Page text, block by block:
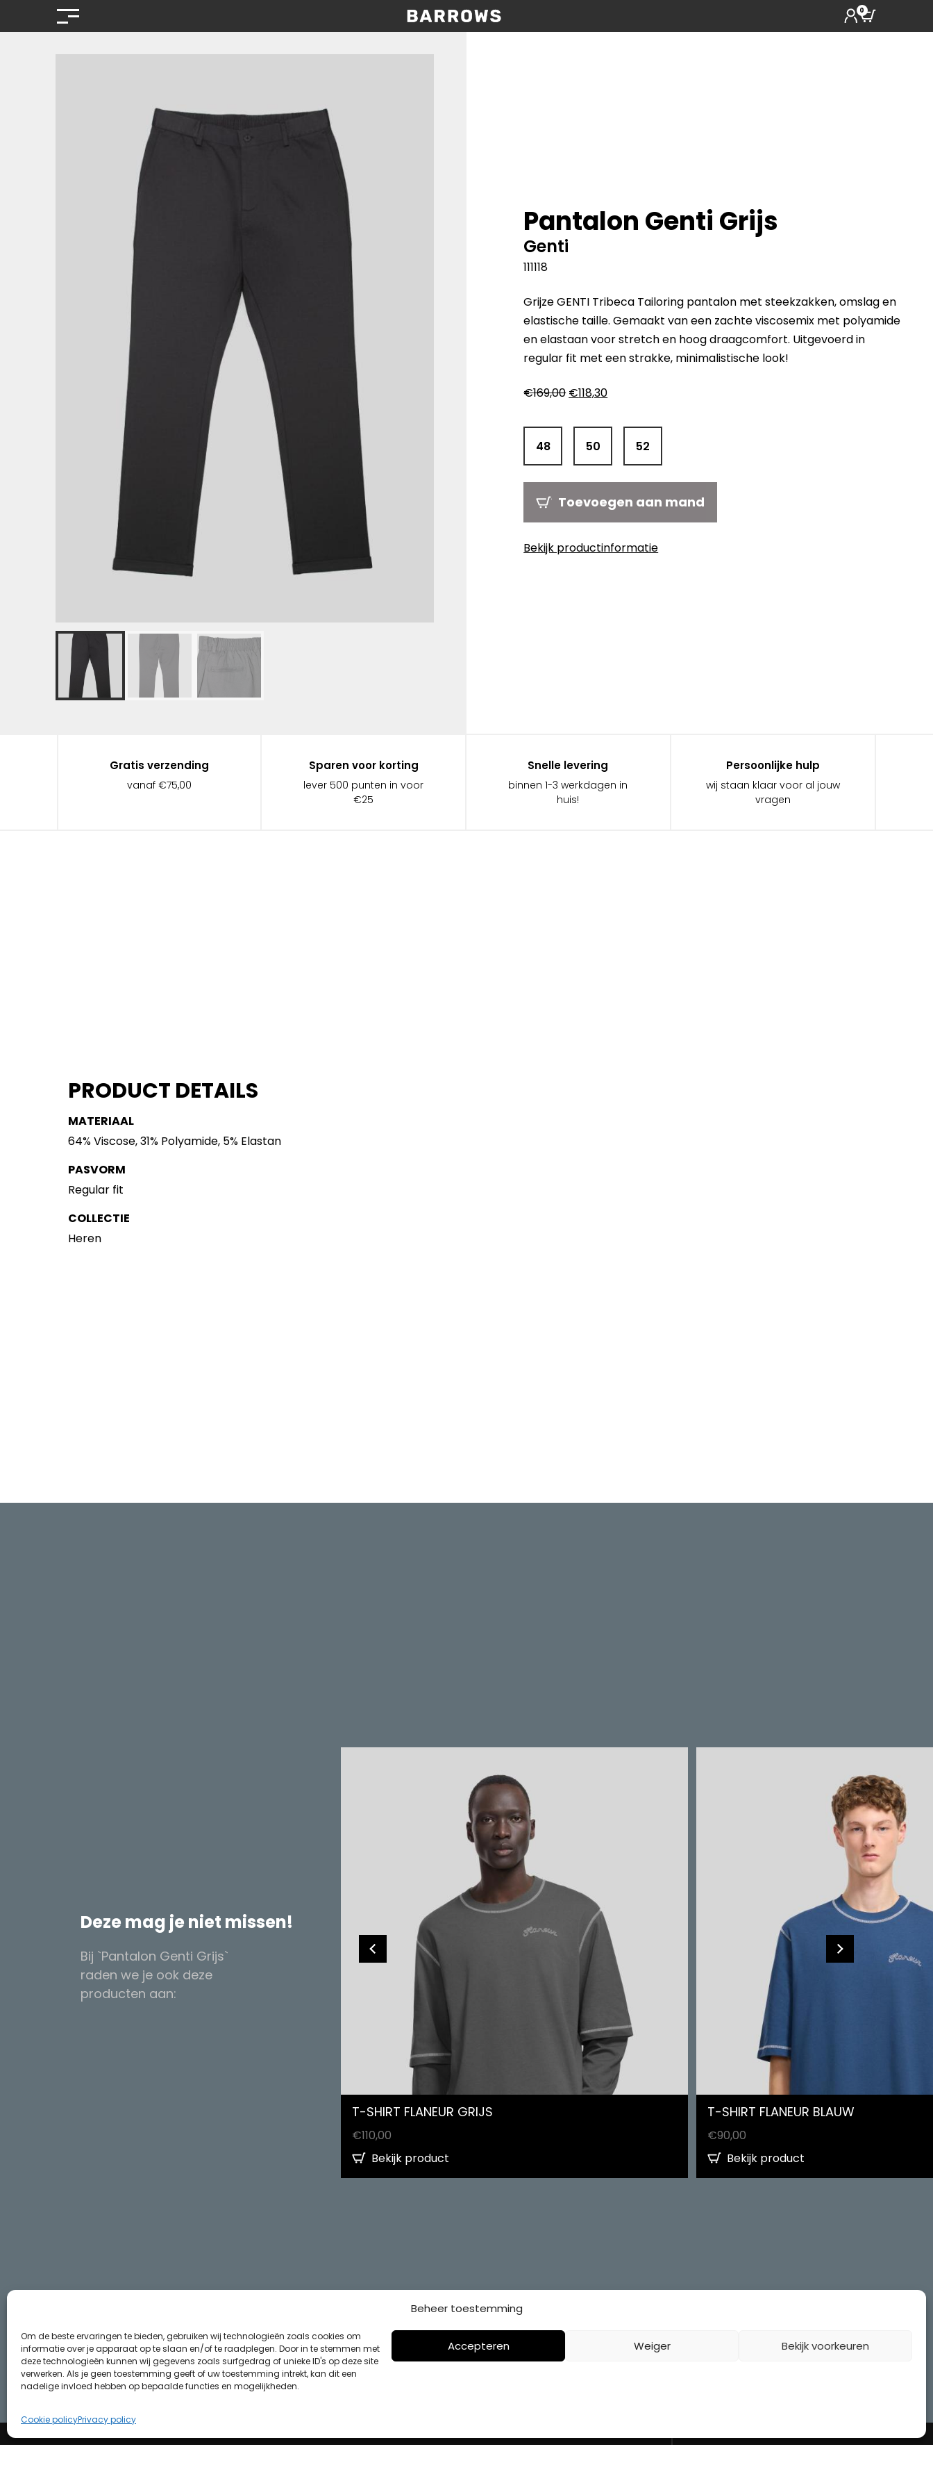
Beheer toestemming
Om de beste ervaringen te bieden, gebruiken wij technologieën zoals cookies om
informatie over je apparaat op te slaan en/of te raadplegen. Door in te stemmen met
deze technologieën kunnen wij gegevens zoals surfgedrag of unieke ID's op deze site
verwerken. Als je geen toestemming geeft of uw toestemming intrekt, kan dit een
nadelige invloed hebben op bepaalde functies en mogelijkheden.
Accepteren Weiger Bekijk voorkeuren
Cookie policyPrivacy policy
0
Pantalon Genti Grijs
Genti
111118
Grijze GENTI Tribeca Tailoring pantalon met steekzakken, omslag en
elastische taille. Gemaakt van een zachte viscosemix met polyamide
en elastaan voor stretch en hoog draagcomfort. Uitgevoerd in
regular fit met een strakke, minimalistische look!
€169,00 Oorspronkelijke
was:
€169,00.
€118,30Huidige
is:
€118,30.
48 50 52
Toevoegen aan mand
Bekijk productinformatie
Gratis verzending
vanaf €75,00
Sparen voor korting
lever 500 punten in voor
€25
Snelle levering
binnen 1-3 werkdagen in
huis!
Persoonlijke hulp
wij staan klaar voor al jouw
vragen
PRODUCT DETAILS
MATERIAAL
64% Viscose, 31% Polyamide, 5% Elastan
PASVORM
Regular fit
COLLECTIE
Heren
Deze mag je niet missen!
Bij `Pantalon Genti Grijs`
raden we je ook deze
producten aan:
T-SHIRT FLANEUR GRIJS
€110,00
Bekijk product
T-SHIRT FLANEUR BLAUW
€90,00
Bekijk product